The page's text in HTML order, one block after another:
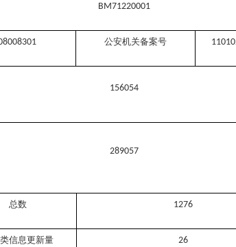
BM71220001
公安机关备案号
156054
289057
总数 1276
信息更新量 26